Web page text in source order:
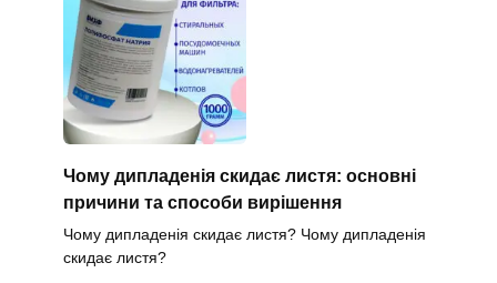
Чому дипладенія скидає листя: основні
причини та способи вирішення
Чому дипладенія скидає листя? Чому дипладенія
скидає листя?